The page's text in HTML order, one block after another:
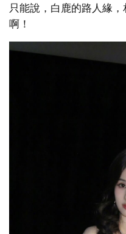
只能說，白鹿的路人緣
啊！